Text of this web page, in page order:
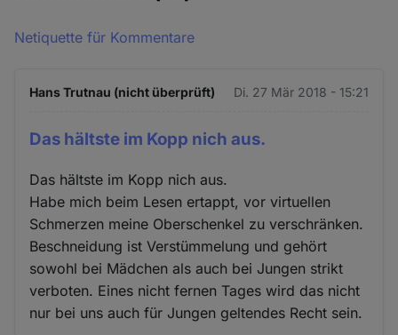
Netiquette für Kommentare
Hans Trutnau (nicht überprüft) Di. 27 Mär 2018 - 15:21
Das hältste im Kopp nich aus.
Das hältste im Kopp nich aus.
Habe mich beim Lesen ertappt, vor virtuellen
Schmerzen meine Oberschenkel zu verschränken.
Beschneidung ist Verstümmelung und gehört
sowohl bei Mädchen als auch bei Jungen strikt
verboten. Eines nicht fernen Tages wird das nicht
nur bei uns auch für Jungen geltendes Recht sein.